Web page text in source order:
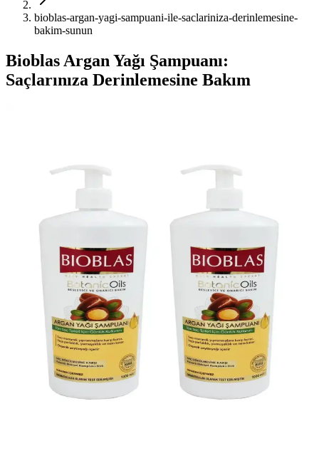
bioblas-argan-yagi-sampuani-ile-saclariniza-derinlemesine-
bakim-sunun
Bioblas Argan Yağı Şampuanı:
Saçlarınıza Derinlemesine Bakım